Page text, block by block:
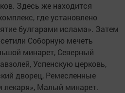
Здесь же находится
где установлено
булгарами ислама». Затем
Соборную мечеть
минарет, Северный
Успенскую церковь,
дворец, Ремесленные
лекаря», Малый минарет.